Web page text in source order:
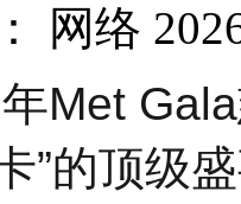
网络
Met
”的顶级